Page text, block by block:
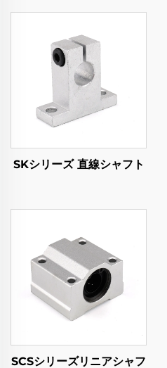
SKシリーズ 直線シャフト
SCSシリーズリニアシャフ